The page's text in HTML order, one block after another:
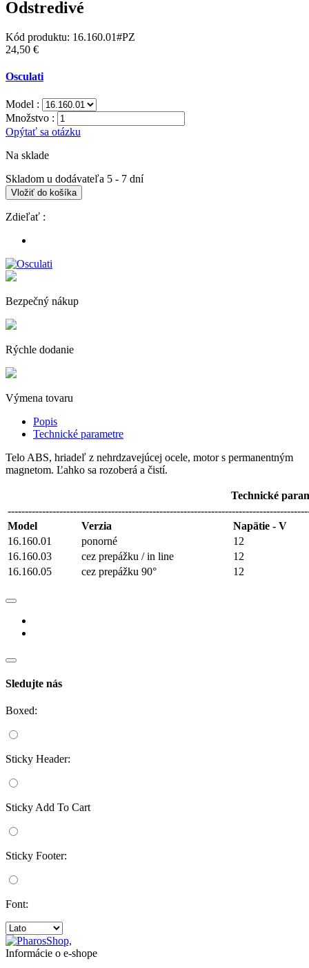
Odstredivé
Kód produktu: 16.160.01#PZ
24,50 €
Osculati
Model :
Množstvo :
Opýtať sa otázku
Na sklade
Skladom u dodávateľa 5 - 7 dní
Vložiť do košíka
Zdieľať :
Bezpečný nákup
Rýchle dodanie
Výmena tovaru
Popis
Technické parametre
Telo ABS, hriadeľ z nehrdzavejúcej ocele, motor s permanentným
magnetom. Ľahko sa rozoberá a čistí.
Technické
Model
Verzia
Napätie - V
16.160.01
ponorné
12
16.160.03
cez prepážku / in line
12
16.160.05
cez prepážku 90° 12
Sledujte nás
Boxed:
Sticky Header:
Sticky Add To Cart
Sticky Footer:
Font:
Informácie o e-shope